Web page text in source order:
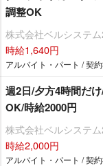
調整OK
株式会社ベルシステ
時給1,640円
アルバイト・パート / 契
週2日/夕方4時間だ
OK/時給2000円
株式会社ベルシステ
時給2,000円
アルバイト・パート / 契